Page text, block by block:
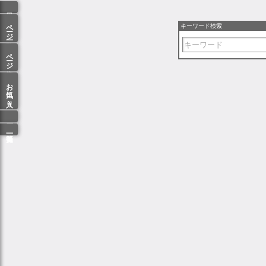
ページ一覧
ページ検索
お気に入り
キーワード検索